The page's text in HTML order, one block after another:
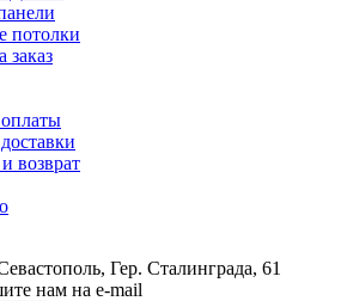
потолки
заказ
возврат
Гер. Сталинграда, 61
нам на e-mail